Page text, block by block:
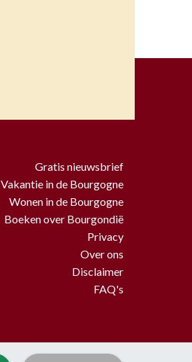
Gratis nieuwsbrief
Vakantie in de Bourgogne
Wonen in de Bourgogne
Boeken over Bourgondië
Privacy
Over ons
Disclaimer
FAQ's